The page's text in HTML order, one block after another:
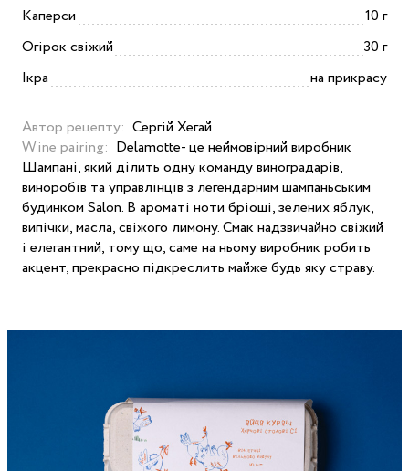
Каперси
10 г
Огірок свіжий
30 г
Ікра
на прикрасу
Автор рецепту: Сергій Хегай
Wine pairing: Delamotte- це неймовірний виробник
Шампані, який ділить одну команду виноградарів,
виноробів та управлінців з легендарним шампаньським
будинком Salon. В ароматі ноти бріоші, зелених яблук,
випічки, масла, свіжого лимону. Смак надзвичайно свіжий
і елегантний, тому що, саме на ньому виробник робить
акцент, прекрасно підкреслить майже будь яку страву.